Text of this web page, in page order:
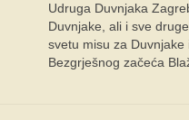
Udruga Duvnjaka
Duvnjake, ali i sve
svetu misu za
Bezgrješnog začeća